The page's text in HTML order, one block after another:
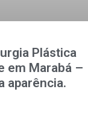
Plástica
em Marabá –
aparência.